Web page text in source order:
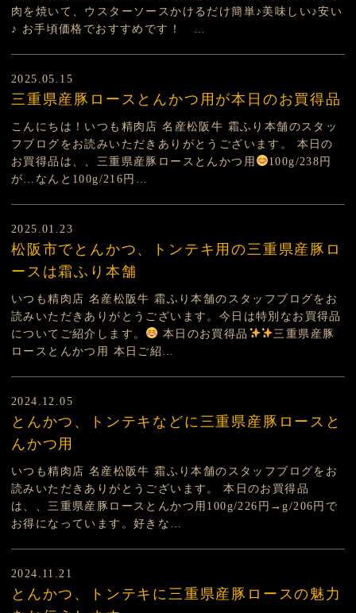
肉を焼いて、ウスターソースかけるだけ簡単♪美味しい♪安い
♪ お手頃価格でおすすめです！ …
2025.05.15
三重県産豚ロースとんかつ用が本日のお買得品
こんにちは！いつも精肉店 名産松阪牛 霜ふり本舗のスタッ
フブログをお読みいただきありがとうございます。 本日の
お買得品は、、三重県産豚ロースとんかつ用
100g/238円
が…なんと100g/216円…
2025.01.23
松阪市でとんかつ、トンテキ用の三重県産豚ロ
ースは霜ふり本舗
いつも精肉店 名産松阪牛 霜ふり本舗のスタッフブログをお
読みいただきありがとうございます。今日は特別なお買得品
についてご紹介します。
本日のお買得品
三重県産豚
ロースとんかつ用 本日ご紹…
2024.12.05
とんかつ、トンテキなどに三重県産豚ロースと
んかつ用
いつも精肉店 名産松阪牛 霜ふり本舗のスタッフブログをお
読みいただきありがとうございます。 本日のお買得品
は、、三重県産豚ロースとんかつ用100g/226円→g/206円で
お得になっています。好きな…
2024.11.21
とんかつ、トンテキに三重県産豚ロースの魅力